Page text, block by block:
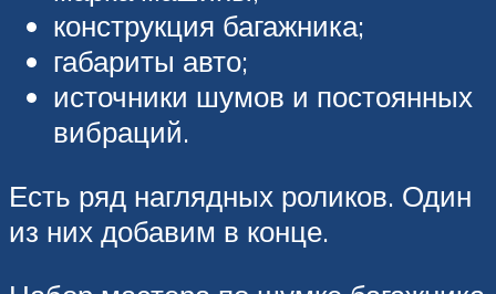
конструкция багажника;
габариты авто;
источники шумов и постоянных
вибраций.
Есть ряд наглядных роликов. Один
из них добавим в конце.